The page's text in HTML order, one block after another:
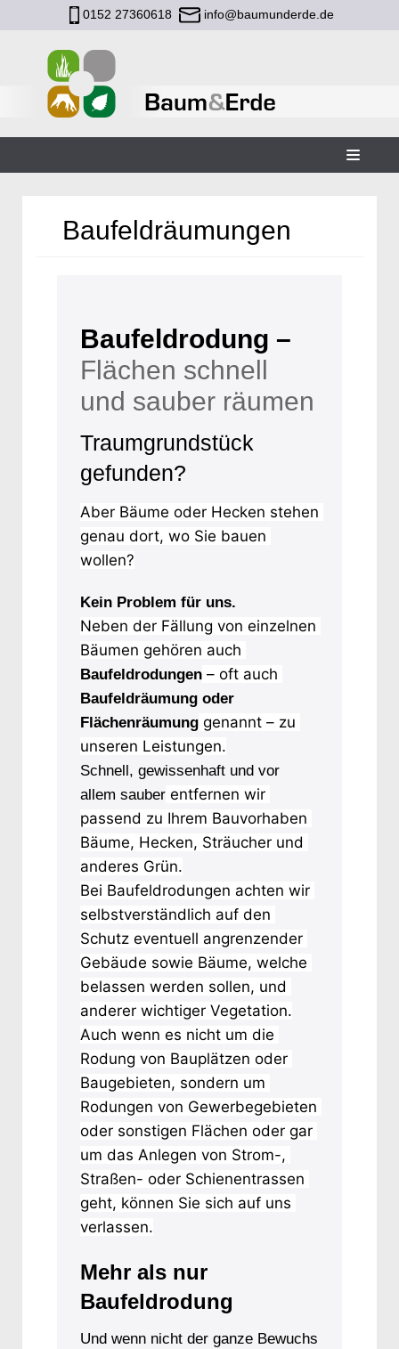
0152 27360618 info@baumunderde.de
Baufeldräumungen
Baufeldrodung –
Flächen schnell
und sauber räumen
Traumgrundstück
gefunden?
Aber Bäume oder Hecken stehen
genau dort, wo Sie bauen
wollen?
Kein Problem für uns.
Neben der Fällung von einzelnen
Baufeldrodungen
Baufeldräumung oder
Flächenräumung genannt – zu
unseren Leistungen.
Schnell, gewissenhaft und vor
allem sauber entfernen wir
passend zu Ihrem Bauvorhaben
Bäume, Hecken, Sträucher und
anderes Grün.
Bei Baufeldrodungen achten wir
selbstverständlich auf den
Schutz eventuell angrenzender
Gebäude sowie Bäume, welche
belassen werden sollen, und
anderer wichtiger Vegetation.
Auch wenn es nicht um die
Rodung von Bauplätzen oder
Baugebieten, sondern um
Rodungen von Gewerbegebieten
oder sonstigen Flächen oder gar
um das Anlegen von Strom-,
Straßen- oder Schienentrassen
geht, können Sie sich auf uns
verlassen.
Mehr als nur
Baufeldrodung
Und wenn nicht der ganze Bewuchs